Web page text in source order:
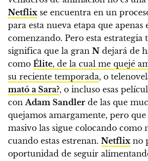
Netflixse encuentra en un
para esta nueva etapa que apenas
comenzando. Pero esta estrategia
significa que la gran N dejará de
como Élite, de la cual me quejé
su reciente temporada, o
mató a Sara?, o incluso esas
conAdam Sandler de las que
quejamos amargamente, pero
masivo las sigue colocando como
cuando estas estrenan. Netflixno
oportunidad de seguir